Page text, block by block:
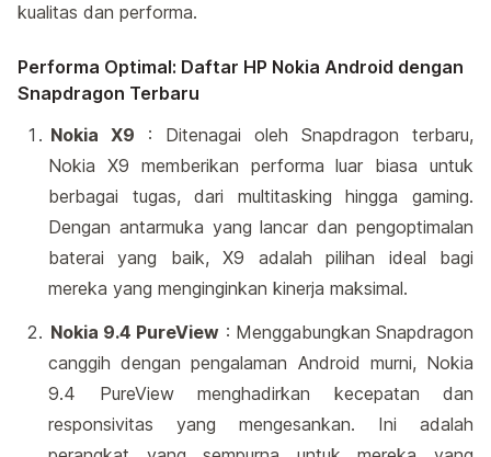
kualitas dan performa.
Performa Optimal: Daftar HP Nokia Android dengan
Snapdragon Terbaru
Nokia X9 : Ditenagai oleh Snapdragon terbaru,
Nokia X9 memberikan performa luar biasa untuk
berbagai tugas, dari multitasking hingga gaming.
Dengan antarmuka yang lancar dan pengoptimalan
baterai yang baik, X9 adalah pilihan ideal bagi
mereka yang menginginkan kinerja maksimal.
Nokia 9.4 PureView : Menggabungkan Snapdragon
canggih dengan pengalaman Android murni, Nokia
9.4 PureView menghadirkan kecepatan dan
responsivitas yang mengesankan. Ini adalah